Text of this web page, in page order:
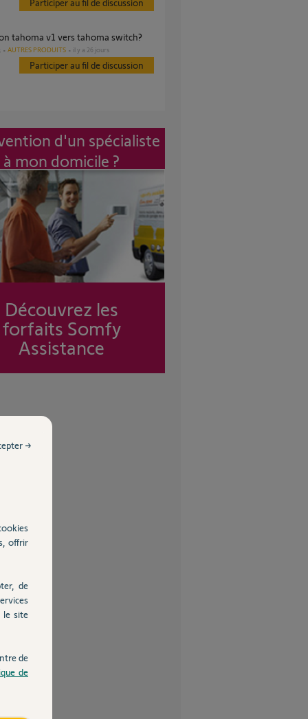
Participer au fil de discussion
tahoma v1 vers tahoma switch?
AUTRES PRODUITS il y a 26 jours
Participer au fil de discussion
d'un spécialiste
à mon domicile ?
Découvrez les
forfaits Somfy
Assistance
offrir
de
le site
de
de
→